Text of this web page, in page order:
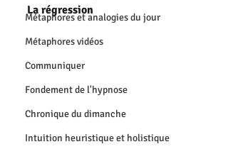
Métaphores et analogies du jour
Métaphores vidéos
Communiquer
Fondement de l'hypnose
Chronique du dimanche
Intuition heuristique et holistique
La régression